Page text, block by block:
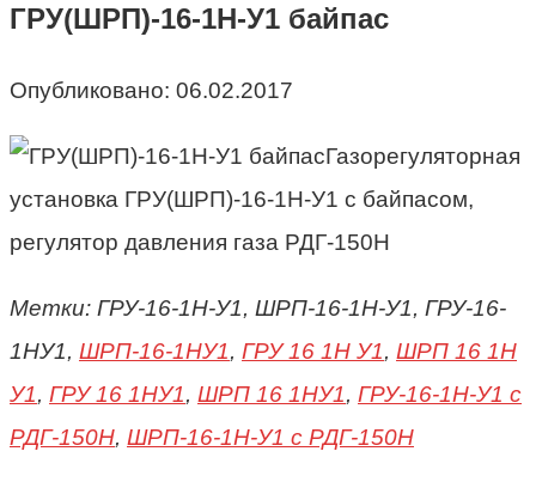
ГРУ(ШРП)-16-1Н-У1 байпас
Опубликовано: 06.02.2017
Газорегуляторная
установка ГРУ(ШРП)-16-1Н-У1 с байпасом,
регулятор давления газа РДГ-150Н
Метки: ГРУ-16-1Н-У1, ШРП-16-1Н-У1, ГРУ-16-
1НУ1, ШРП-16-1НУ1, ГРУ 16 1Н У1, ШРП 16 1Н
У1, ГРУ 16 1НУ1, ШРП 16 1НУ1, ГРУ-16-1Н-У1 с
РДГ-150Н, ШРП-16-1Н-У1 с РДГ-150Н